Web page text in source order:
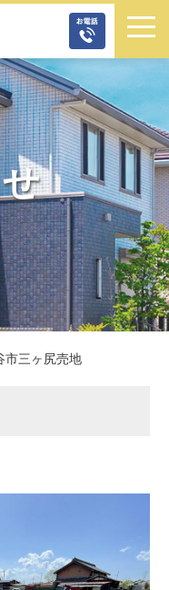
812-
8446
市三ヶ尻売地